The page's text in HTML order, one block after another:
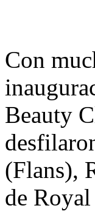
Con
Beauty
(Flans),
de